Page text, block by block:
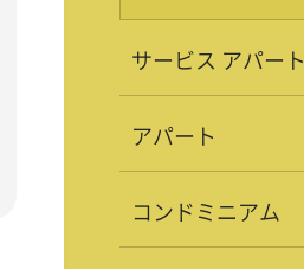
サービス アパート
アパート
コンドミニアム